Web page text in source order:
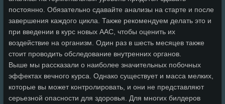
постоянно. Обязательно сдавайте анализы на старте и после
завершения каждого цикла. Также рекомендуем делать это и
при введении в курс новых ААС, чтобы оценить их
воздействие на организм. Один раз в шесть месяцев также
стоит проводить обследование внутренних органов.
Выше мы рассказали о наиболее значительных побочных
эффектах вечного курса. Однако существует и масса мелких,
которые вы может контролировать, и они не представляют
серьезной опасности для здоровья. Для многих билдеров